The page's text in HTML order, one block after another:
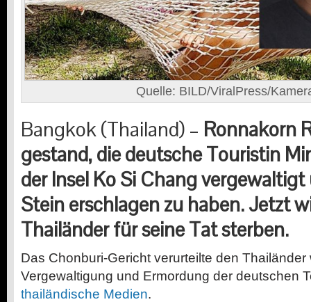
Quelle: BILD/ViralPress/
Bangkok (Thailand) – Ronnakorn
gestand, die deutsche Touristin
der Insel Ko Si Chang
Stein erschlagen zu haben. Jetzt
Thailänder für seine Tat sterben.
Das Chonburi-Gericht verurteilte den
Vergewaltigung und Ermordung der deutschen
thailändische Medien.